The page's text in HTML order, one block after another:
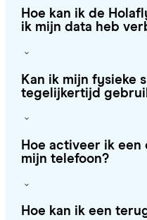
Hoe kan ik de
ik mijn data heb
Kan ik mijn fysieke
tegelijkertijd
Hoe activeer ik een
mijn telefoon?
Hoe kan ik een